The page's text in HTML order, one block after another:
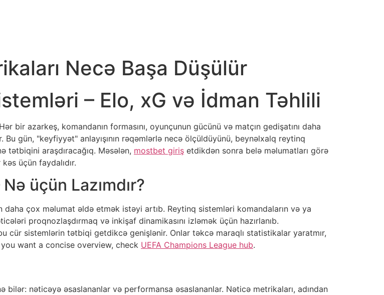
Necə Başa Düşülür
– Elo, xG və İdman Təhlili
bir azarkeş, komandanın formasını, oyunçunun gücünü və matçın gedişatını daha
gün, "keyfiyyət" anlayışının rəqəmlərlə necə ölçüldüyünü, beynəlxalq reytinq
tətbiqini araşdıracağıq. Məsələn, mostbet giriş etdikdən sonra belə məlumatları görə
üçün faydalıdır.
üçün Lazımdır?
çox məlumat əldə etmək istəyi artıb. Reytinq sistemləri komandaların və ya
proqnozlaşdırmaq və inkişaf dinamikasını izləmək üçün hazırlanıb.
cür sistemlərin tətbiqi getdikcə genişlənir. Onlar təkcə maraqlı statistikalar yaratmır,
want a concise overview, check UEFA Champions League hub.
nəticəyə əsaslananlar və performansa əsaslananlar. Nəticə metrikaları, adından